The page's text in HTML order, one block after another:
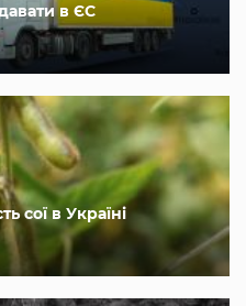
в ЄС
сої в Україні